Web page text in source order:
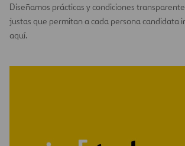
Diseñamos prácticas y condiciones
justas que permitan a cada persona candidata
aquí.